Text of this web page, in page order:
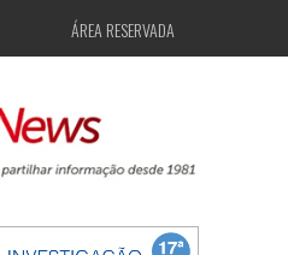
ÁREA RESERVADA